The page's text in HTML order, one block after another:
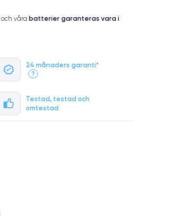
och våra batterier garanteras vara i
24 månaders garanti*
?
Testad, testad och
omtestad